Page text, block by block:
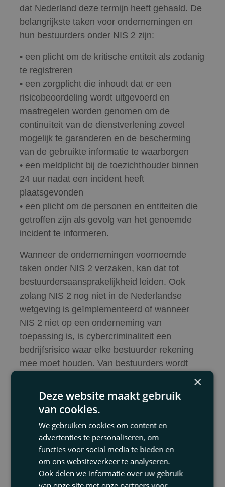
dat Nederland deze termijn heeft gehaald. De
belangrijkste taken voor ondernemingen en
hun bestuurders onder NIS 2 zijn:
• een plicht om de kritische entiteit als zodanig
te registreren
• een zorgplicht die inhoudt dat er een
risicobeoordeling wordt uitgevoerd en
maatregelen worden genomen om de
continuïteit van de dienstverlening zoveel
mogelijk te garanderen en de bescherming
van de gebruikte informatie te waarborgen
• een meldplicht bij de toezichthouder binnen
24 uur nadat een incident heeft
plaatsgevonden
• een plicht om de personen en entiteiten die
getroffen zijn als gevolg van het genoemde
incident te informeren.
Wanneer de ondernemingen voornoemde
taken onder NIS 2 verzaken, kan dat tot
bestuurdersaansprakelijkheid leiden. Ook
zolang NIS 2 nog niet in de Nederlandse
wetgeving is geïmplementeerd of wanneer
NIS 2 niet op een onderneming van
toepassing is, is cybercriminaliteit een
bedrijfsrisico waar elke bestuurder rekening
mee moet houden. Van bestuurders wordt
namelijk in zijn algemeenheid verlangd dat zij
natuurlijk risico’s nemen maar wel in
beheersbare proporties en met oog voor de
Wat dat betreft, kan de aansprakelijkheid voor
cybercriminaliteit op dezelfde manier worden
bestreden als brand of alle andere
bedrijfsrisico’s die de onderneming (tijdelijk)
×
Deze website maakt gebruik
van cookies.
We gebruiken cookies om content en
advertenties te personaliseren, om
functies voor social media te bieden en
om ons websiteverkeer te analyseren.
Ook delen we informatie over uw gebruik